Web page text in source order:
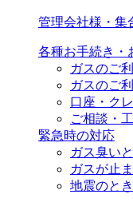
管理会社様・集
各種お手続き・
ガスのご
ガスのご
口座・ク
ご相談・
緊急時の対応
ガス臭い
ガスが止
地震のと